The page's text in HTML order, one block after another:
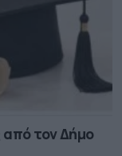
από τον Δήμο